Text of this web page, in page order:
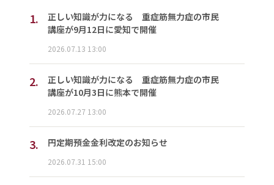
1.
正しい知識が力になる 重症筋無力症の市民
講座が9月12日に愛知で開催
2026.07.13 13:00
2.
正しい知識が力になる 重症筋無力症の市民
講座が10月3日に熊本で開催
2026.07.27 13:00
3. 円定期預金金利改定のお知らせ
2026.07.31 15:00